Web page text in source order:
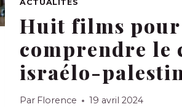
ACTUALITÉS
Huit films
comprendre le
israélo-
Par Florence 19 avril 2024